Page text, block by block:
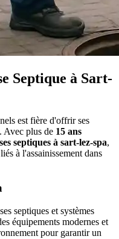
Septique à Sart-
est fière d'offrir ses
. Avec plus de 15 ans
septiques à sart-lez-spa,
à l'assainissement dans
septiques et systèmes
équipements modernes et
pour garantir un